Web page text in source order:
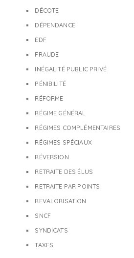
DÉCOTE
DÉPENDANCE
EDF
FRAUDE
INÉGALITÉ PUBLIC PRIVÉ
PÉNIBILITÉ
RÉFORME
RÉGIME GÉNÉRAL
RÉGIMES COMPLÉMENTAIRES
RÉGIMES SPÉCIAUX
RÉVERSION
RETRAITE DES ÉLUS
RETRAITE PAR POINTS
REVALORISATION
SNCF
SYNDICATS
TAXES